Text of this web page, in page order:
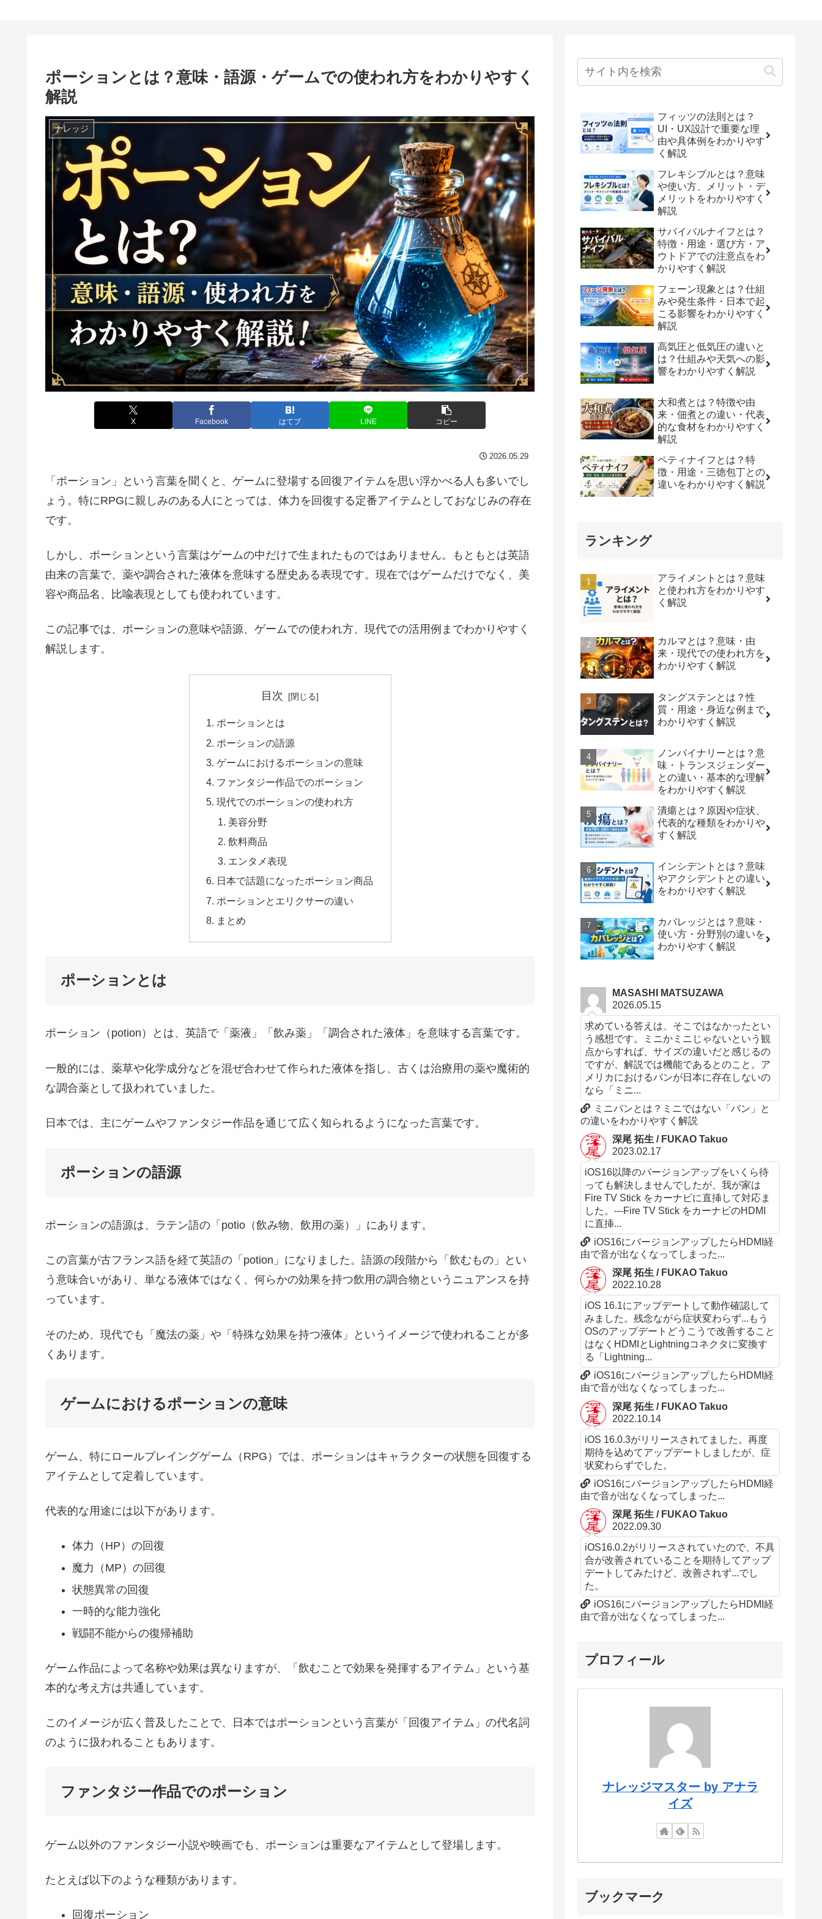
ポーションとは？意味・語源・ゲームでの使われ方をわかりやすく
解説
ナレッジ
X Facebook はてブ LINE コピー
2026.05.29
「ポーション」という言葉を聞くと、ゲームに登場する回復アイテムを思い浮かべる人も多いでし
ょう。特にRPGに親しみのある人にとっては、体力を回復する定番アイテムとしておなじみの存在
です。
しかし、ポーションという言葉はゲームの中だけで生まれたものではありません。もともとは英語
由来の言葉で、薬や調合された液体を意味する歴史ある表現です。現在ではゲームだけでなく、美
容や商品名、比喩表現としても使われています。
この記事では、ポーションの意味や語源、ゲームでの使われ方、現代での活用例までわかりやすく
解説します。
目次
ポーションとは
ポーションの語源
ゲームにおけるポーションの意味
ファンタジー作品でのポーション
現代でのポーションの使われ方
美容分野
飲料商品
エンタメ表現
日本で話題になったポーション商品
ポーションとエリクサーの違い
まとめ
ポーションとは
ポーション（potion）とは、英語で「薬液」「飲み薬」「調合された液体」を意味する言葉です。
一般的には、薬草や化学成分などを混ぜ合わせて作られた液体を指し、古くは治療用の薬や魔術的
な調合薬として扱われていました。
日本では、主にゲームやファンタジー作品を通じて広く知られるようになった言葉です。
ポーションの語源
ポーションの語源は、ラテン語の「potio（飲み物、飲用の薬）」にあります。
この言葉が古フランス語を経て英語の「potion」になりました。語源の段階から「飲むもの」とい
う意味合いがあり、単なる液体ではなく、何らかの効果を持つ飲用の調合物というニュアンスを持
っています。
そのため、現代でも「魔法の薬」や「特殊な効果を持つ液体」というイメージで使われることが多
くあります。
ゲームにおけるポーションの意味
ゲーム、特にロールプレイングゲーム（RPG）では、ポーションはキャラクターの状態を回復する
アイテムとして定着しています。
代表的な用途には以下があります。
体力（HP）の回復
魔力（MP）の回復
状態異常の回復
一時的な能力強化
戦闘不能からの復帰補助
ゲーム作品によって名称や効果は異なりますが、「飲むことで効果を発揮するアイテム」という基
本的な考え方は共通しています。
このイメージが広く普及したことで、日本ではポーションという言葉が「回復アイテム」の代名詞
のように扱われることもあります。
ファンタジー作品でのポーション
ゲーム以外のファンタジー小説や映画でも、ポーションは重要なアイテムとして登場します。
たとえば以下のような種類があります。
回復ポーション
フィッツの法則とは？
UI・UX設計で重要な理
由や具体例をわかりやす
く解説
フレキシブルとは？意味
や使い方、メリット・デ
メリットをわかりやすく
解説
サバイバルナイフとは？
特徴・用途・選び方・ア
ウトドアでの注意点をわ
かりやすく解説
フェーン現象とは？仕組
みや発生条件・日本で起
こる影響をわかりやすく
解説
高気圧と低気圧の違いと
は？仕組みや天気への影
響をわかりやすく解説
大和煮とは？特徴や由
来・佃煮との違い・代表
的な食材をわかりやすく
解説
ペティナイフとは？特
徴・用途・三徳包丁との
違いをわかりやすく解説
ランキング
アライメントとは？意味
と使われ方をわかりやす
く解説
カルマとは？意味・由
来・現代での使われ方を
わかりやすく解説
タングステンとは？性
質・用途・身近な例まで
わかりやすく解説
ノンバイナリーとは？意
味・トランスジェンダー
との違い・基本的な理解
をわかりやすく解説
潰瘍とは？原因や症状、
代表的な種類をわかりや
すく解説
インシデントとは？意味
やアクシデントとの違い
をわかりやすく解説
カバレッジとは？意味・
使い方・分野別の違いを
わかりやすく解説
MASASHI MATSUZAWA
2026.05.15
求めている答えは、そこではなかったとい
う感想です。ミニかミニじゃないという観
点からすれば、サイズの違いだと感じるの
ですが、解説では機能であるとのこと。ア
メリカにおけるバンが日本に存在しないの
なら「ミニ...
ミニバンとは？ミニではない「バン」と
の違いをわかりやすく解説
深尾 拓生 / FUKAO Takuo
2023.02.17
iOS16以降のバージョンアップをいくら待
っても解決しませんでしたが、我が家は
Fire TV Stick をカーナビに直挿して対応ま
した。---Fire TV Stick をカーナビのHDMI
に直挿...
iOS16にバージョンアップしたらHDMI経
由で音が出なくなってしまった...
深尾 拓生 / FUKAO Takuo
2022.10.28
iOS 16.1にアップデートして動作確認して
みました。残念ながら症状変わらず...もう
OSのアップデートどうこうで改善すること
はなくHDMIとLightningコネクタに変換す
る「Lightning...
iOS16にバージョンアップしたらHDMI経
由で音が出なくなってしまった...
深尾 拓生 / FUKAO Takuo
2022.10.14
iOS 16.0.3がリリースされてました。再度
期待を込めてアップデートしましたが、症
状変わらずでした。
iOS16にバージョンアップしたらHDMI経
由で音が出なくなってしまった...
深尾 拓生 / FUKAO Takuo
2022.09.30
iOS16.0.2がリリースされていたので、不具
合が改善されていることを期待してアップ
デートしてみたけど、改善されず...でし
た。
iOS16にバージョンアップしたらHDMI経
由で音が出なくなってしまった...
プロフィール
ナレッジマスター by アナラ
イズ
ブックマーク